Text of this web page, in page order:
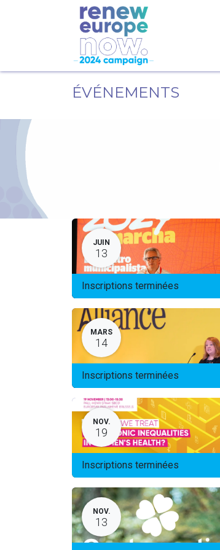
ÉVÉNEMENTS
JUIN
13
Inscriptions terminées
MARS
14
Inscriptions terminées
NOV.
19
Inscriptions terminées
NOV.
13